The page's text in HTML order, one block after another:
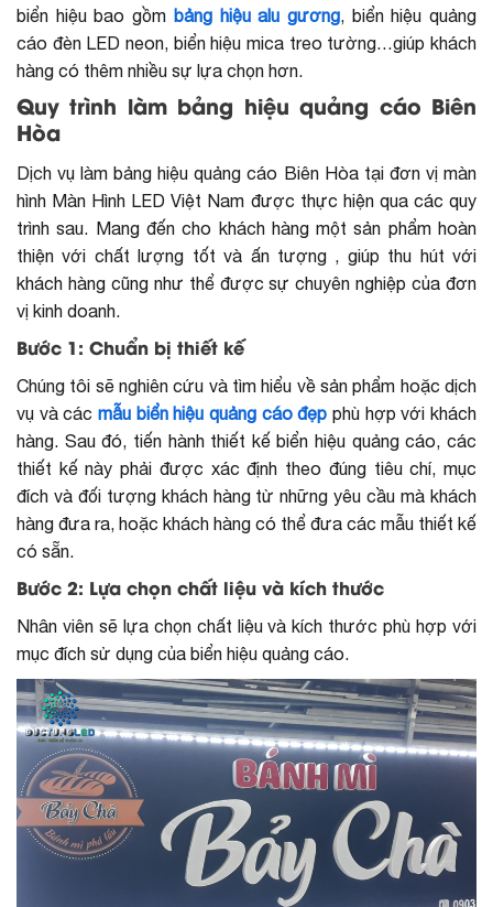
biển hiệu bao gồm bảng hiệu alu gương, biển hiệu quảng
cáo đèn LED neon, biển hiệu mica treo tường…giúp khách
hàng có thêm nhiều sự lựa chọn hơn.
Quy trình làm bảng hiệu quảng cáo Biên
Hòa
Dịch vụ làm bảng hiệu quảng cáo Biên Hòa tại đơn vị màn
hình Màn Hình LED Việt Nam được thực hiện qua các quy
trình sau. Mang đến cho khách hàng một sản phẩm hoàn
thiện với chất lượng tốt và ấn tượng , giúp thu hút với
khách hàng cũng như thể được sự chuyên nghiệp của đơn
vị kinh doanh.
Bước 1: Chuẩn bị thiết kế
Chúng tôi sẽ nghiên cứu và tìm hiểu về sản phẩm hoặc dịch
vụ và các mẫu biển hiệu quảng cáo đẹp phù hợp với khách
hàng. Sau đó, tiến hành thiết kế biển hiệu quảng cáo, các
thiết kế này phải được xác định theo đúng tiêu chí, mục
đích và đối tượng khách hàng từ những yêu cầu mà khách
hàng đưa ra, hoặc khách hàng có thể đưa các mẫu thiết kế
có sẵn.
Bước 2: Lựa chọn chất liệu và kích thước
Nhân viên sẽ lựa chọn chất liệu và kích thước phù hợp với
mục đích sử dụng của biển hiệu quảng cáo.